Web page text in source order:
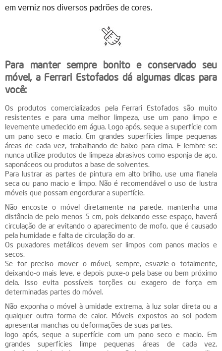
em verniz nos diversos padrões de cores.
Para manter sempre bonito e conservado seu
móvel, a Ferrari Estofados dá algumas dicas para
você:
Os produtos comercializados pela Ferrari Estofados são muito
resistentes e para uma melhor limpeza, use um pano limpo e
levemente umedecido em água. Logo após, seque a superfície com
um pano seco e macio. Em grandes superfícies limpe pequenas
áreas de cada vez, trabalhando de baixo para cima. E lembre-se:
nunca utilize produtos de limpeza abrasivos como esponja de aço,
saponáceos ou produtos a base de solventes.
Para lustrar as partes de pintura em alto brilho, use uma flanela
seca ou pano macio e limpo. Não é recomendável o uso de lustra
móveis que possam engordurar a superfície.
Não encoste o móvel diretamente na parede, mantenha uma
distância de pelo menos 5 cm, pois deixando esse espaço, haverá
circulação de ar evitando o aparecimento de mofo, que é causado
pela humidade e falta de circulação do ar.
Os puxadores metálicos devem ser limpos com panos macios e
secos.
Se for preciso mover o móvel, sempre, esvazie-o totalmente,
deixando-o mais leve, e depois puxe-o pela base ou bem próximo
dela. Isso evita possíveis torções ou exagero de força em
determinadas partes do móvel.
Não exponha o móvel à umidade extrema, à luz solar direta ou a
qualquer outra forma de calor. Móveis expostos ao sol podem
apresentar manchas ou deformações de suas partes.
logo após, seque a superfície com um pano seco e macio. Em
grandes superfícies limpe pequenas áreas de cada vez,